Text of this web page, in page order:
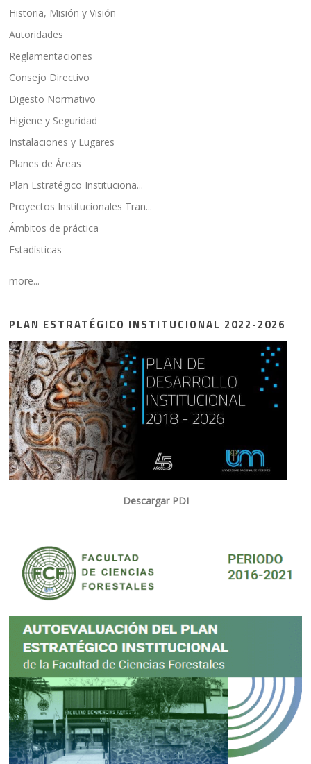
Historia, Misión y Visión
Autoridades
Reglamentaciones
Consejo Directivo
Digesto Normativo
Higiene y Seguridad
Instalaciones y Lugares
Planes de Áreas
Plan Estratégico Instituciona...
Proyectos Institucionales Tran...
Ámbitos de práctica
Estadísticas
more...
PLAN ESTRATÉGICO INSTITUCIONAL 2022-2026
Descargar PDI